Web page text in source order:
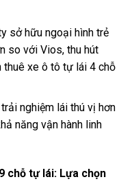
sở hữu ngoại hình trẻ
so với Vios, thu hút
thuê xe ô tô tự lái 4 chỗ
nghiệm lái thú vị hơn
năng vận hành linh
chỗ tự lái: Lựa chọn